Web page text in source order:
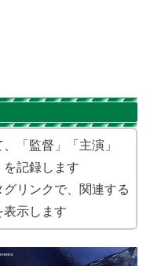
「監督」「主演」
を記録します
グリンクで、関連する
示します